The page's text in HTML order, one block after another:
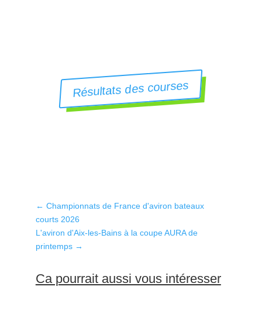
Résultats des courses
← Championnats de France d'aviron bateaux
courts 2026
L'aviron d'Aix-les-Bains à la coupe AURA de
printemps→
Ca pourrait aussi vous intéresser